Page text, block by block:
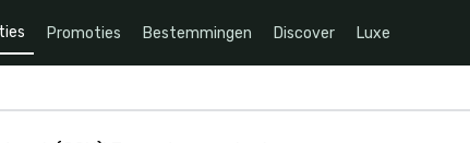
Promoties Bestemmingen Discover Luxe